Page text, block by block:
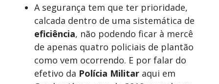
A segurança tem que ter prioridade,
calcada dentro de uma sistemática de
eficiência, não podendo ficar à mercê
de apenas quatro policiais de plantão
como vem ocorrendo. E por falar do
efetivo da Polícia Militar aqui em